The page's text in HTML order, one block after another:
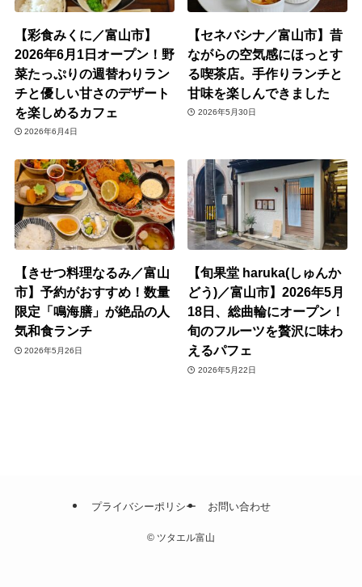
【彩食みくに／富山市】
2026年6月1日オープン！野
菜たっぷりの週替わりラン
チと優しい甘さのデザート
を楽しめるカフェ
2026年6月4日
【セネバシナ／富山市】昔
ながらの空気感にほっとす
る喫茶店。手作りランチと
甘味を楽しんできました
2026年5月30日
【きせつ料理なるみ／富山
市】予約がおすすめ！数量
限定「鳴海膳」が絶品の人
気和食ランチ
2026年5月26日
【旬果堂 haruka(しゅんか
どう)／富山市】2026年5月
18日、総曲輪にオープン！
旬のフルーツを贅沢に味わ
えるパフェ
2026年5月22日
プライバシーポリシー お問い合わせ
© ツタエル富山